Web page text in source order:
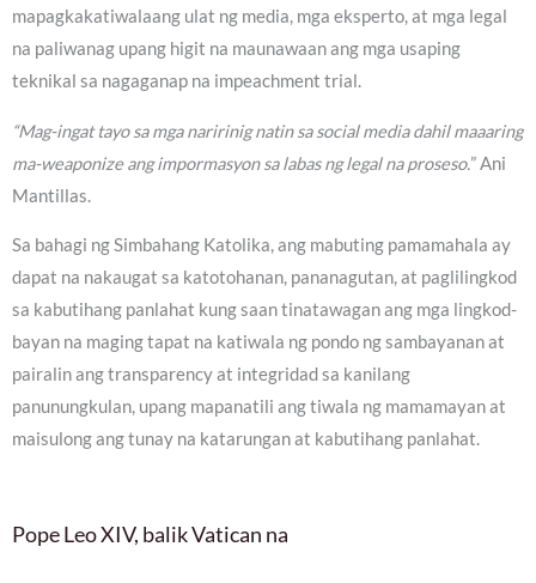
mapagkakatiwalaang ulat ng media, mga eksperto, at mga legal
na paliwanag upang higit na maunawaan ang mga usaping
teknikal sa nagaganap na impeachment trial.
“Mag-ingat tayo sa mga naririnig natin sa social media dahil maaaring
ma-weaponize ang impormasyon sa labas ng legal na proseso.” Ani
Mantillas.
Sa bahagi ng Simbahang Katolika, ang mabuting pamamahala ay
dapat na nakaugat sa katotohanan, pananagutan, at paglilingkod
sa kabutihang panlahat kung saan tinatawagan ang mga lingkod-
bayan na maging tapat na katiwala ng pondo ng sambayanan at
pairalin ang transparency at integridad sa kanilang
panunungkulan, upang mapanatili ang tiwala ng mamamayan at
maisulong ang tunay na katarungan at kabutihang panlahat.
Pope Leo XIV, balik Vatican na